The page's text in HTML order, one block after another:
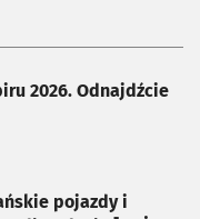
2026. Odnajdźcie
pojazdy i